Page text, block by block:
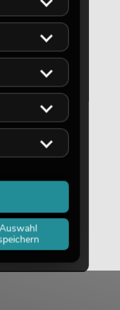
2-Wege-
Auswahl